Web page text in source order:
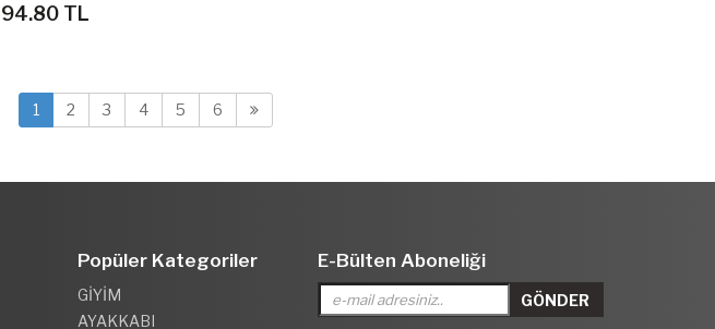
94.80 TL
1 2 3 4 5 6
Popüler Kategoriler
GİYİM
AYAKKABI
E-Bülten Aboneliği